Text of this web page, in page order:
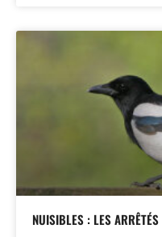
NUISIBLES : LES